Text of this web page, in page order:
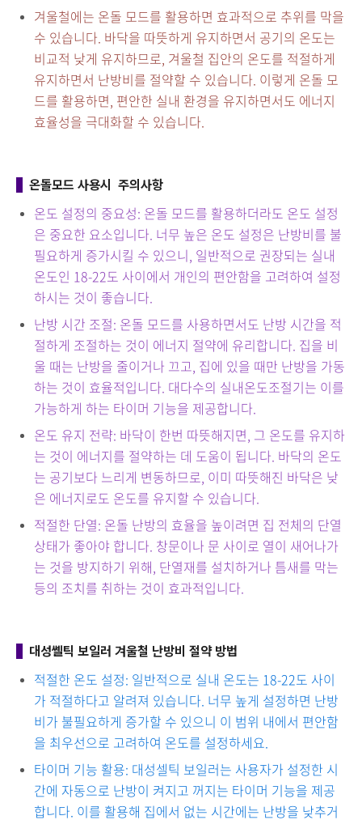
겨울철에는 온돌 모드를 활용하면 효과적으로 추위를 막을
수 있습니다. 바닥을 따뜻하게 유지하면서 공기의 온도는
비교적 낮게 유지하므로, 겨울철 집안의 온도를 적절하게
유지하면서 난방비를 절약할 수 있습니다. 이렇게 온돌 모
드를 활용하면, 편안한 실내 환경을 유지하면서도 에너지
효율성을 극대화할 수 있습니다.
온돌모드 사용시 주의사항
온도 설정의 중요성: 온돌 모드를 활용하더라도 온도 설정
은 중요한 요소입니다. 너무 높은 온도 설정은 난방비를 불
필요하게 증가시킬 수 있으니, 일반적으로 권장되는 실내
온도인 18-22도 사이에서 개인의 편안함을 고려하여 설정
하시는 것이 좋습니다.
난방 시간 조절: 온돌 모드를 사용하면서도 난방 시간을 적
절하게 조절하는 것이 에너지 절약에 유리합니다. 집을 비
울 때는 난방을 줄이거나 끄고, 집에 있을 때만 난방을 가동
하는 것이 효율적입니다. 대다수의 실내온도조절기는 이를
가능하게 하는 타이머 기능을 제공합니다.
온도 유지 전략: 바닥이 한번 따뜻해지면, 그 온도를 유지하
는 것이 에너지를 절약하는 데 도움이 됩니다. 바닥의 온도
는 공기보다 느리게 변동하므로, 이미 따뜻해진 바닥은 낮
은 에너지로도 온도를 유지할 수 있습니다.
적절한 단열: 온돌 난방의 효율을 높이려면 집 전체의 단열
상태가 좋아야 합니다. 창문이나 문 사이로 열이 새어나가
는 것을 방지하기 위해, 단열재를 설치하거나 틈새를 막는
등의 조치를 취하는 것이 효과적입니다.
대성쎌틱 보일러 겨울철 난방비 절약 방법
적절한 온도 설정: 일반적으로 실내 온도는 18-22도 사이
가 적절하다고 알려져 있습니다. 너무 높게 설정하면 난방
비가 불필요하게 증가할 수 있으니 이 범위 내에서 편안함
을 최우선으로 고려하여 온도를 설정하세요.
타이머 기능 활용: 대성셀틱 보일러는 사용자가 설정한 시
간에 자동으로 난방이 켜지고 꺼지는 타이머 기능을 제공
합니다. 이를 활용해 집에서 없는 시간에는 난방을 낮추거